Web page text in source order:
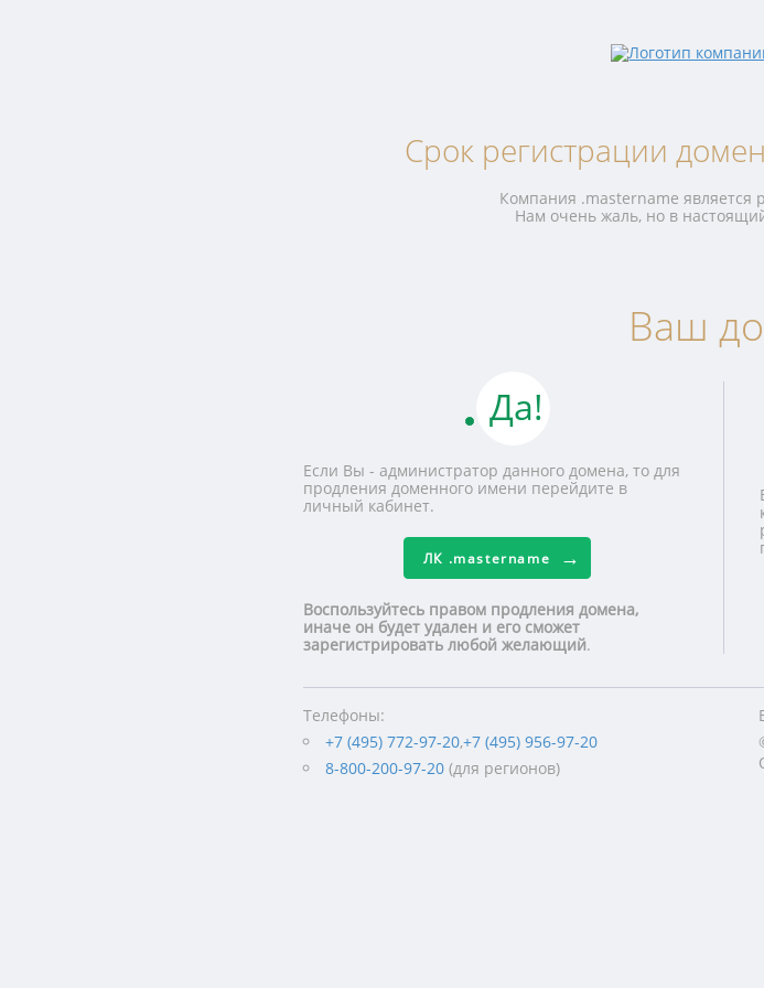
Срок регистрации
Компания .mastername является
Нам очень жаль, но в
Ваш
Да!
Если Вы - администратор данного домена, то для
продления доменного имени перейдите в
личный кабинет.
ЛК .mastername
Воспользуйтесь правом продления домена,
иначе он будет удален и его сможет
зарегистрировать любой желающий.
Телефоны:
+7 (495) 772-97-20,+7 (495) 956-97-20
8-800-200-97-20 (для регионов)